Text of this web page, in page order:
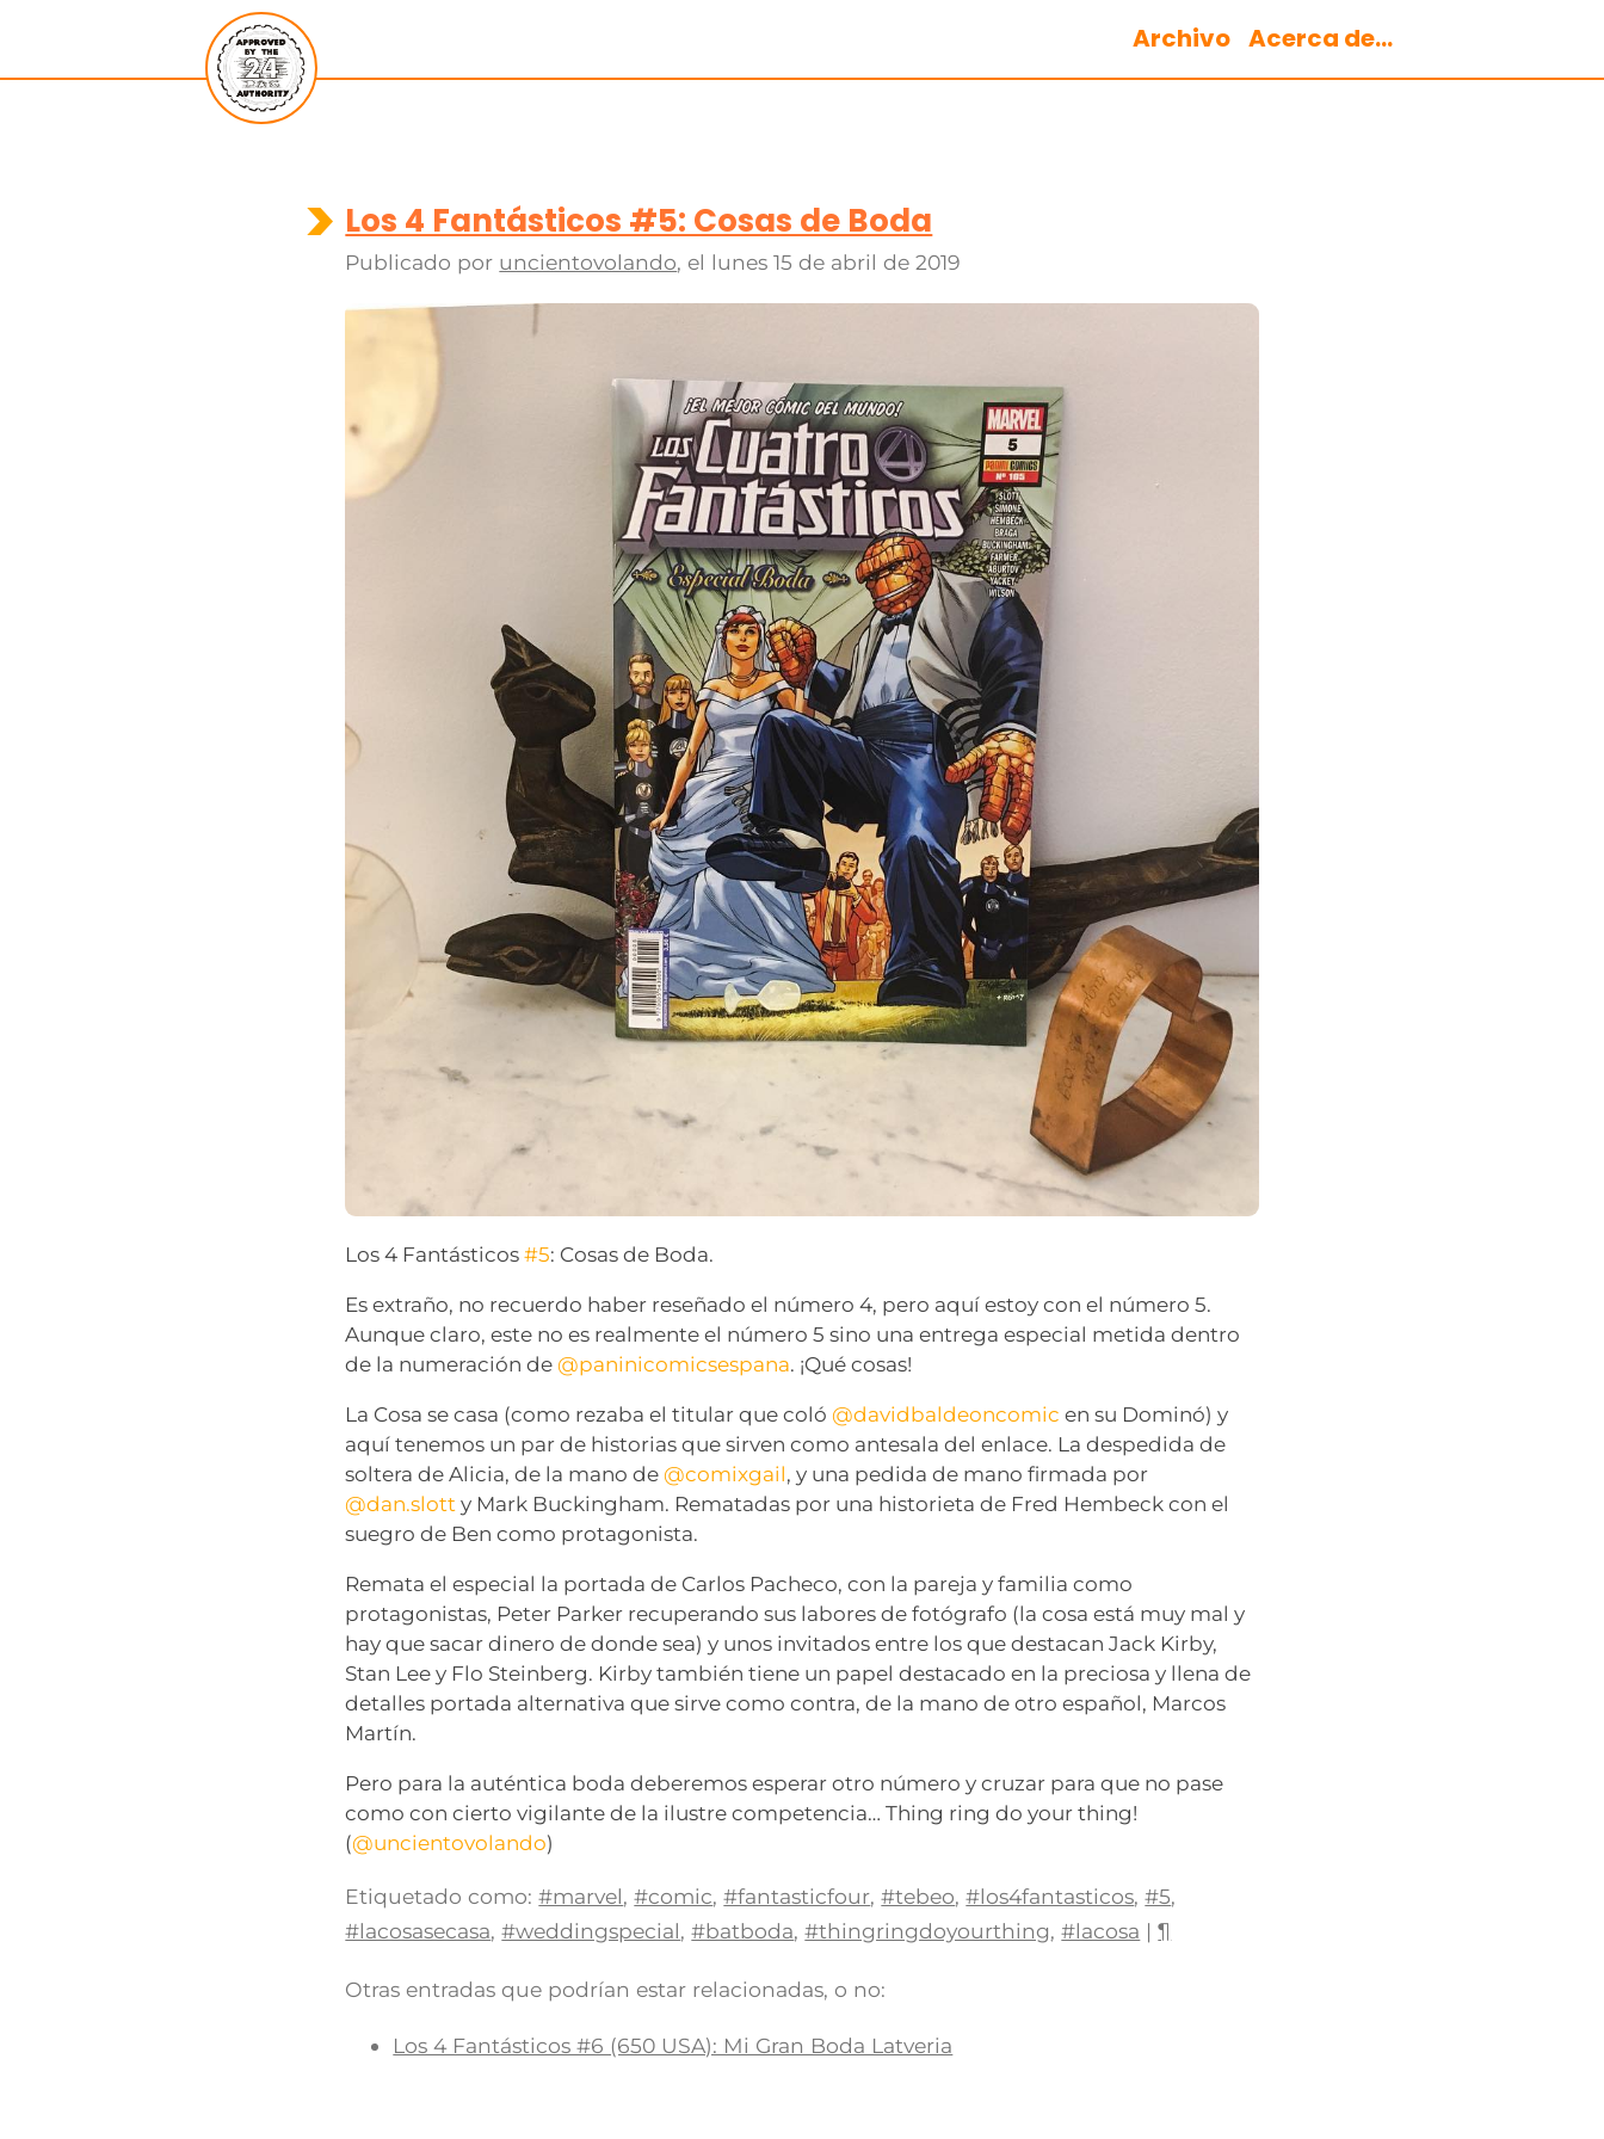
Archivo Acerca de...
Los 4 Fantásticos #5: Cosas de Boda
Publicado por uncientovolando, el lunes 15 de abril de 2019
Los 4 Fantásticos#5: Cosas de Boda.
Es extraño, no recuerdo haber reseñado el número 4, pero aquí estoy con el número 5.
Aunque claro, este no es realmente el número 5 sino una entrega especial metida dentro
de la numeración de @paninicomicsespana. ¡Qué cosas!
La Cosa se casa (como rezaba el titular que coló @davidbaldeoncomic en su Dominó) y
aquí tenemos un par de historias que sirven como antesala del enlace. La despedida de
soltera de Alicia, de la mano de @comixgail, y una pedida de mano firmada por
@dan.slott y Mark Buckingham. Rematadas por una historieta de Fred Hembeck con el
suegro de Ben como protagonista.
Remata el especial la portada de Carlos Pacheco, con la pareja y familia como
protagonistas, Peter Parker recuperando sus labores de fotógrafo (la cosa está muy mal y
hay que sacar dinero de donde sea) y unos invitados entre los que destacan Jack Kirby,
Stan Lee y Flo Steinberg. Kirby también tiene un papel destacado en la preciosa y llena de
detalles portada alternativa que sirve como contra, de la mano de otro español, Marcos
Martín.
Pero para la auténtica boda deberemos esperar otro número y cruzar para que no pase
como con cierto vigilante de la ilustre competencia… Thing ring do your thing!
(@uncientovolando)
Etiquetado como: #marvel,#comic,#fantasticfour,#tebeo,#los4fantasticos,#5,
#lacosasecasa,#weddingspecial,#batboda,#thingringdoyourthing,#lacosa |¶
Otras entradas que podrían estar relacionadas, o no:
Los 4 Fantásticos #6 (650 USA): Mi Gran Boda Latveria